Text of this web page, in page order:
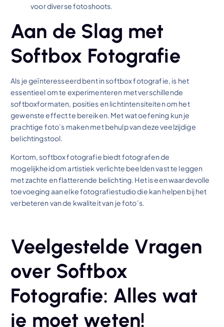
voor diverse fotoshoots.
Aan de Slag met
Softbox Fotografie
Als je geïnteresseerd bent in softbox fotografie, is het
essentieel om te experimenteren met verschillende
softboxformaten, posities en lichtintensiteiten om het
gewenste effect te bereiken. Met wat oefening kun je
prachtige foto’s maken met behulp van deze veelzijdige
belichtingstool.
Kortom, softbox fotografie biedt fotografen de
mogelijkheid om artistiek verlichte beelden vast te leggen
met zachte en flatterende belichting. Het is een waardevolle
toevoeging aan elke fotografiestudio die kan helpen bij het
verbeteren van de kwaliteit van je foto’s.
Veelgestelde Vragen
over Softbox
Fotografie: Alles wat
je moet weten!